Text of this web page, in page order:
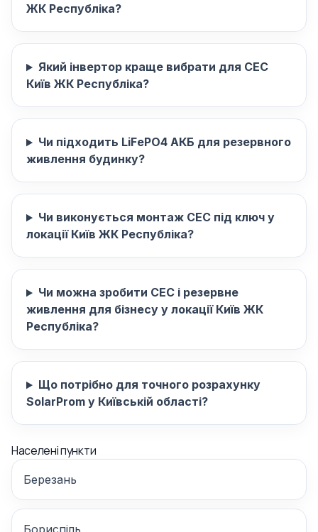
ЖК Республіка?
Який інвертор краще вибрати для СЕС
Київ ЖК Республіка?
Чи підходить LiFePO4 АКБ для резервного
живлення будинку?
Чи виконується монтаж СЕС під ключ у
локації Київ ЖК Республіка?
Чи можна зробити СЕС і резервне
живлення для бізнесу у локації Київ ЖК
Республіка?
Що потрібно для точного розрахунку
SolarProm у Київській області?
Населені пункти
Березань